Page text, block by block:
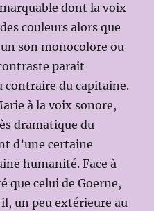
dont la voix
couleurs alors que
son monocolore ou
parait
du capitaine.
à la voix sonore,
dramatique du
d’une certaine
humanité. Face à
que celui de Goerne,
un peu extérieure au